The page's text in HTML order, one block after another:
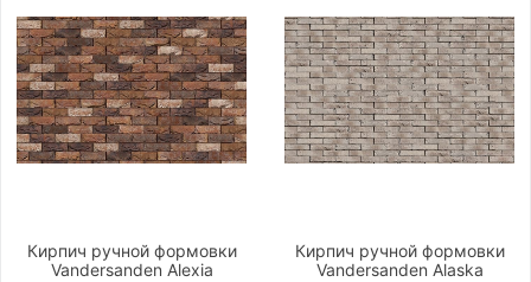
Кирпич ручной формовки
Vandersanden Alexia
Кирпич ручной формовки
Vandersanden Alaska